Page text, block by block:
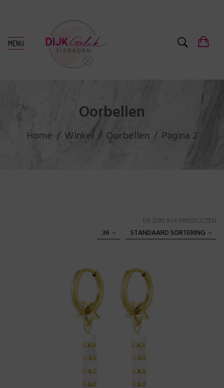
MENU
Oorbellen
Home Winkel Oorbellen Pagina 2
ER ZIJN 934 PRODUCTEN
STANDAARD SORTERING
36